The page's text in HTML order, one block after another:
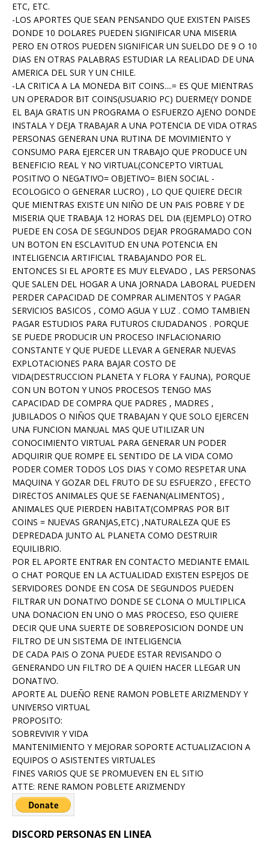
ETC, ETC.
-LOS APORTES QUE SEAN PENSANDO QUE EXISTEN PAISES
DONDE 10 DOLARES PUEDEN SIGNIFICAR UNA MISERIA
PERO EN OTROS PUEDEN SIGNIFICAR UN SUELDO DE 9 O 10
DIAS EN OTRAS PALABRAS ESTUDIAR LA REALIDAD DE UNA
AMERICA DEL SUR Y UN CHILE.
-LA CRITICA A LA MONEDA BIT COINS....= ES QUE MIENTRAS
UN OPERADOR BIT COINS(USUARIO PC) DUERME(Y DONDE
EL BAJA GRATIS UN PROGRAMA O ESFUERZO AJENO DONDE
INSTALA Y DEJA TRABAJAR A UNA POTENCIA DE VIDA OTRAS
PERSONAS GENERAN UNA RUTINA DE MOVIMIENTO Y
CONSUMO PARA EJERCER UN TRABAJO QUE PRODUCE UN
BENEFICIO REAL Y NO VIRTUAL(CONCEPTO VIRTUAL
POSITIVO O NEGATIVO= OBJETIVO= BIEN SOCIAL -
ECOLOGICO O GENERAR LUCRO) , LO QUE QUIERE DECIR
QUE MIENTRAS EXISTE UN NIÑO DE UN PAIS POBRE Y DE
MISERIA QUE TRABAJA 12 HORAS DEL DIA (EJEMPLO) OTRO
PUEDE EN COSA DE SEGUNDOS DEJAR PROGRAMADO CON
UN BOTON EN ESCLAVITUD EN UNA POTENCIA EN
INTELIGENCIA ARTIFICIAL TRABAJANDO POR EL.
ENTONCES SI EL APORTE ES MUY ELEVADO , LAS PERSONAS
QUE SALEN DEL HOGAR A UNA JORNADA LABORAL PUEDEN
PERDER CAPACIDAD DE COMPRAR ALIMENTOS Y PAGAR
SERVICIOS BASICOS , COMO AGUA Y LUZ . COMO TAMBIEN
PAGAR ESTUDIOS PARA FUTUROS CIUDADANOS . PORQUE
SE PUEDE PRODUCIR UN PROCESO INFLACIONARIO
CONSTANTE Y QUE PUEDE LLEVAR A GENERAR NUEVAS
EXPLOTACIONES PARA BAJAR COSTO DE
VIDA(DESTRUCCION PLANETA Y FLORA Y FAUNA), PORQUE
CON UN BOTON Y UNOS PROCESOS TENGO MAS
CAPACIDAD DE COMPRA QUE PADRES , MADRES ,
JUBILADOS O NIÑOS QUE TRABAJAN Y QUE SOLO EJERCEN
UNA FUNCION MANUAL MAS QUE UTILIZAR UN
CONOCIMIENTO VIRTUAL PARA GENERAR UN PODER
ADQUIRIR QUE ROMPE EL SENTIDO DE LA VIDA COMO
PODER COMER TODOS LOS DIAS Y COMO RESPETAR UNA
MAQUINA Y GOZAR DEL FRUTO DE SU ESFUERZO , EFECTO
DIRECTOS ANIMALES QUE SE FAENAN(ALIMENTOS) ,
ANIMALES QUE PIERDEN HABITAT(COMPRAS POR BIT
COINS = NUEVAS GRANJAS,ETC) ,NATURALEZA QUE ES
DEPREDADA JUNTO AL PLANETA COMO DESTRUIR
EQUILIBRIO.
POR EL APORTE ENTRAR EN CONTACTO MEDIANTE EMAIL
O CHAT PORQUE EN LA ACTUALIDAD EXISTEN ESPEJOS DE
SERVIDORES DONDE EN COSA DE SEGUNDOS PUEDEN
FILTRAR UN DONATIVO DONDE SE CLONA O MULTIPLICA
UNA DONACION EN UNO O MAS PROCESO, ESO QUIERE
DECIR QUE UNA SUERTE DE SOBREPOSICION DONDE UN
FILTRO DE UN SISTEMA DE INTELIGENCIA
DE CADA PAIS O ZONA PUEDE ESTAR REVISANDO O
GENERANDO UN FILTRO DE A QUIEN HACER LLEGAR UN
DONATIVO.
APORTE AL DUEÑO RENE RAMON POBLETE ARIZMENDY Y
UNIVERSO VIRTUAL
PROPOSITO:
SOBREVIVIR Y VIDA
MANTENIMIENTO Y MEJORAR SOPORTE ACTUALIZACION A
EQUIPOS O ASISTENTES VIRTUALES
FINES VARIOS QUE SE PROMUEVEN EN EL SITIO
ATTE: RENE RAMON POBLETE ARIZMENDY
DISCORD PERSONAS EN LINEA